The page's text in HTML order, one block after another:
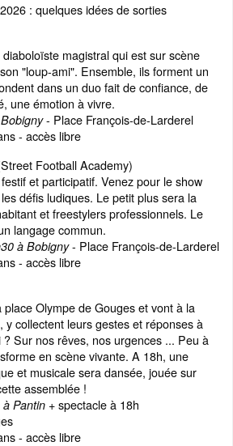
: quelques idées de sorties
magistral qui est sur scène
"loup-ami". Ensemble, ils forment un
dans un duo fait de confiance, de
une émotion à vivre.
- Place François-de-Larderel
- accès libre
Football Academy)
et participatif. Venez pour le show
défis ludiques. Le petit plus sera la
et freestylers professionnels. Le
langage commun.
à Bobigny- Place François-de-Larderel
- accès libre
Olympe de Gouges et vont à la
y collectent leurs gestes et réponses à
Sur nos rêves, nos urgences ... Peu à
en scène vivante. A 18h, une
et musicale sera dansée, jouée sur
assemblée !
Pantin + spectacle à 18h
- accès libre